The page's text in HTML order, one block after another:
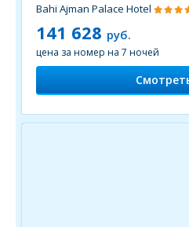
Bahi Ajman Palace Hotel
141 628 руб.
цена за номер на 7 ночей